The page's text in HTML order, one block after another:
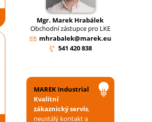
Mgr. Marek Hrabálek
Obchodní zástupce pro LKE
mhrabalek@marek.eu
541 420 838
MAREK Industrial
Kvalitní
zákaznický servis,
neustálý kontakt a